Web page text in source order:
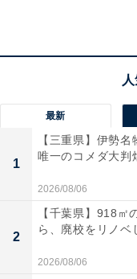
「美人づくりのお
これまでにAll
ト調査では、下記
「温泉がモチー
性／東京都）
最新
1
【三重県】伊勢
唯一のコメダ大判
2026/08/06
2
【千葉県】918㎡
ら、廃校をリノベ
2026/08/06